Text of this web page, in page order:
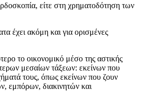
είτε στη χρηματοδότηση των
έχει ακόμη και για ορισμένες
το οικονομικό μέσο της αστικής
μεσαίων τάξεων: εκείνων που
τους, όπως εκείνων που ζουν
εμπόρων, διακινητών και